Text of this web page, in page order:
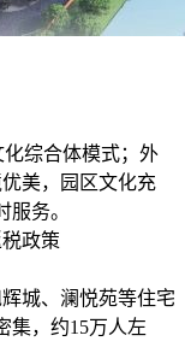
综合体模式；外
美，园区文化充
务。
政策
城、澜悦苑等住宅
集，约15万人左